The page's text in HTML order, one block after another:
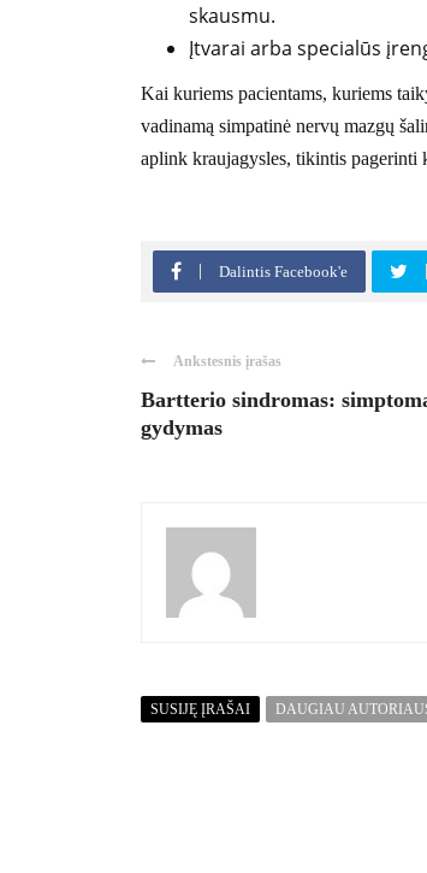
skausmu.
Įtvarai arba specialūs
Kai kuriems pacientams, kuriems
vadinamą simpatinė nervų mazgų
aplink kraujagysles, tikintis pagerinti
Dalintis Facebook'e
Ankstesnis įrašas
Bartterio sindromas:
gydymas
SUSIJĘ ĮRAŠAI DAUGIAU